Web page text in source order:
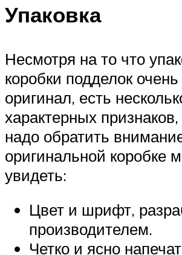
Упаковка
Несмотря на то что
коробки подделок
оригинал, есть
характерных
надо обратить
оригинальной коробке
увидеть:
Цвет и шрифт,
производителем.
Четко и ясно